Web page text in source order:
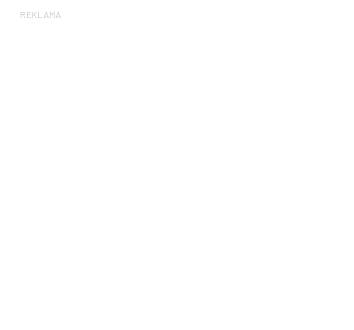
REKLAMA